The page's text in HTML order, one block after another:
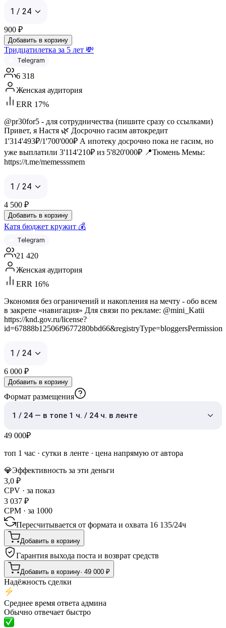
1 / 24
900 ₽
Добавить в корзину
Тридцатилетка за 5 лет 💸
Telegram
6 318
Женская аудитория
ERR 17%
@pr30for5 - для сотрудничества (пишите сразу со ссылками)
Привет, я Настя 🌿 Досрочно гасим автокредит
1'314'493₽/1'700'000₽ А ипотеку досрочно пока не гасим, но
уже выплатили 3'114'210₽ из 5'820'000₽ 📍Тюмень Мемы:
https://t.me/memesssmem
1 / 24
4 500 ₽
Добавить в корзину
Катя бюджет кружит 💰
Telegram
21 420
Женская аудитория
ERR 16%
Экономия без ограничений и накопления на мечту - обо всем
в закрепе «навигация» Для связи по рекламе: @mini_Katii
https://knd.gov.ru/license?
id=67888b12506f9677280bbd66&registryType=bloggersPermission
1 / 24
6 000 ₽
Добавить в корзину
Формат размещения
1 / 24 — в топе 1 ч. / 24 ч. в ленте
49 000₽
топ 1 час · сутки в ленте · цена напрямую от автора
💎Эффективность за эти деньги
3,0 ₽
CPV · за показ
3 037 ₽
CPM · за 1000
Пересчитывается от формата и охвата 16 135/24ч
Добавить в корзину
Гарантия выхода поста и возврат средств
Добавить в корзину· 49 000 ₽
Надёжность сделки
Среднее время ответа админа
Обычно отвечает быстро